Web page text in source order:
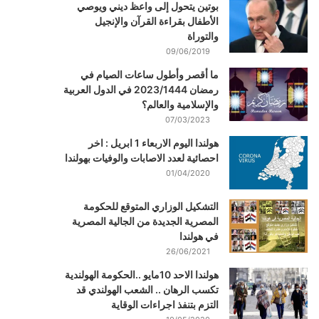
بوتين يتحول إلى واعظ ديني ويوصي
الأطفال بقراءة القرآن والإنجيل
والتوراة
09/06/2019
ما أقصر وأطول ساعات الصيام في
رمضان 2023/1444 في الدول العربية
والإسلامية والعالم؟
07/03/2023
هولندا اليوم الاربعاء 1 ابريل : اخر
احصائية لعدد الاصابات والوفيات بهولندا
01/04/2020
التشكيل الوزاري المتوقع للحكومة
المصرية الجديدة من الجالية المصرية
في هولندا
26/06/2021
هولندا الاحد 10مايو ..الحكومة الهولندية
تكسب الرهان .. الشعب الهولندي قد
التزم بتنفذ اجراءات الوقاية